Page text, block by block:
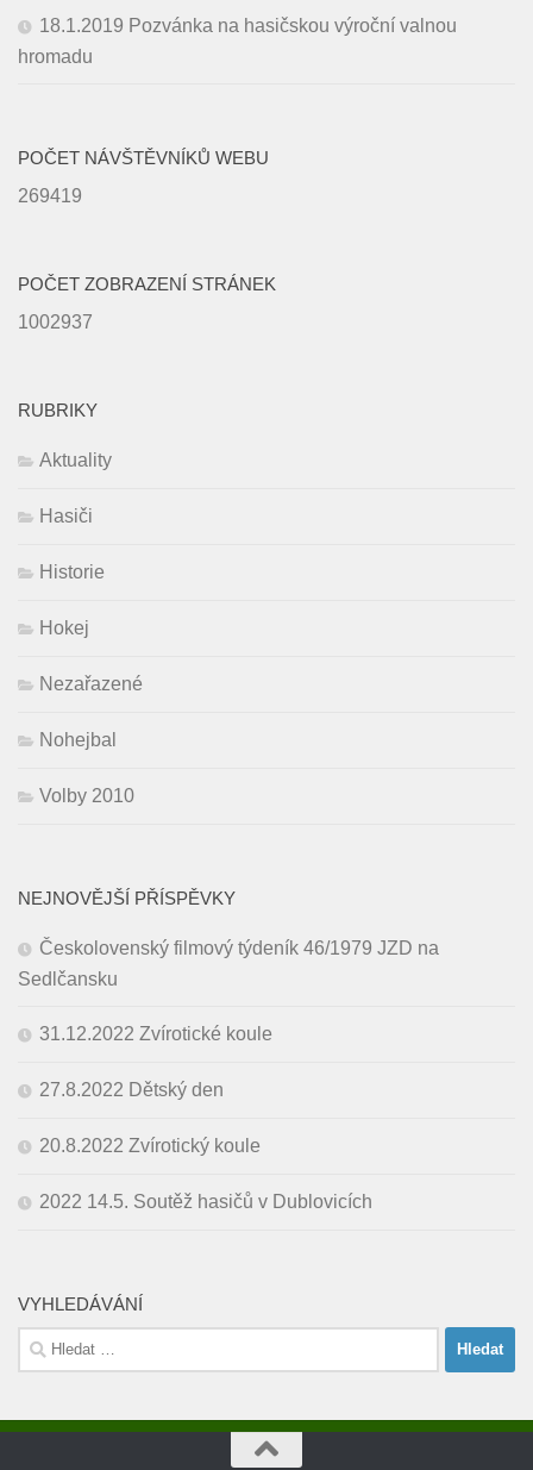
18.1.2019 Pozvánka na hasičskou výroční valnou
hromadu
POČET NÁVŠTĚVNÍKŮ WEBU
269419
POČET ZOBRAZENÍ STRÁNEK
1002937
RUBRIKY
Aktuality
Hasiči
Historie
Hokej
Nezařazené
Nohejbal
Volby 2010
NEJNOVĚJŠÍ PŘÍSPĚVKY
Českolovenský filmový týdeník 46/1979 JZD na
Sedlčansku
31.12.2022 Zvírotické koule
27.8.2022 Dětský den
20.8.2022 Zvírotický koule
2022 14.5. Soutěž hasičů v Dublovicích
VYHLEDÁVÁNÍ
Vyhledávání